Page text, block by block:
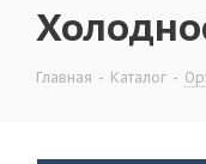
Главная - Каталог -